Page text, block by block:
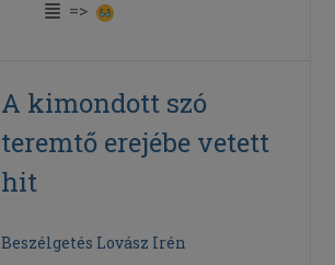
=>
A kimondott szó
teremtő erejébe vetett
hit
Beszélgetés Lovász Irén